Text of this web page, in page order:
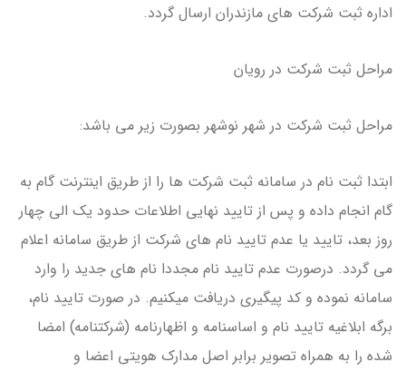
اداره ثبت شرکت های مازندران ارسال گردد.
مراحل ثبت شرکت در رویان
مراحل ثبت شرکت در شهر نوشهر بصورت زیر می باشد:
ابتدا ثبت نام در سامانه ثبت شرکت ها را از طریق اینترنت گام به
گام انجام داده و پس از تایید نهایی اطلاعات حدود یک الی چهار
روز بعد، تایید یا عدم تایید نام های شرکت از طریق سامانه اعلام
می گردد. درصورت عدم تایید نام مجددا نام های جدید را وارد
سامانه نموده و کد پیگیری دریافت میکنیم. در صورت تایید نام،
برگه ابلاغیه تایید نام و اساسنامه و اظهارنامه (شرکتنامه) امضا
شده را به همراه تصویر برابر اصل مدارک هویتی اعضا و